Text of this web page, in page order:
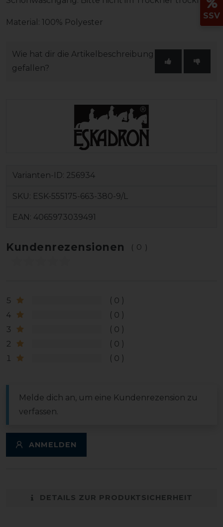
Material: 100% Polyester
Wie hat dir die Artikelbeschreibung
gefallen?
Varianten-ID: 256934
SKU: ESK-555175-663-380-9/L
EAN: 4065973039491
Kundenrezensionen (0)
5
0
4
0
3
0
2
0
1
0
Melde dich an, um eine Kundenrezension zu
verfassen.
ANMELDEN
DETAILS ZUR PRODUKTSICHERHEIT
SSV